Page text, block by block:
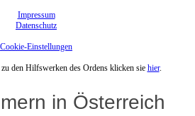
Impressum
Datenschutz
Cookie-Einstellungen
den Hilfswerken des Ordens klicken sie hier.
in Österreich